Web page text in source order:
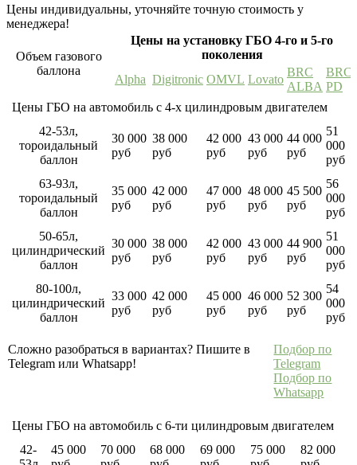
Цены индивидуальны, уточняйте точную стоимость у
менеджера!
Объем газового
баллона
Цены на установку ГБО 4-го и 5-го
поколения
Alpha Digitronic OMVL Lovato
BRC
ALBA
BRC
PD
Цены ГБО на автомобиль с 4-х цилиндровым двигателем
42-53л,
тороидальный
баллон
30 000
руб
38 000
руб
42 000
руб
43 000
руб
44 000
руб
51
000
руб
63-93л,
тороидальный
баллон
35 000
руб
42 000
руб
47 000
руб
48 000
руб
45 500
руб
56
000
руб
50-65л,
цилиндрический
баллон
30 000
руб
38 000
руб
42 000
руб
43 000
руб
44 900
руб
51
000
руб
80-100л,
цилиндрический
баллон
33 000
руб
42 000
руб
45 000
руб
46 000
руб
52 300
руб
54
000
руб
Сложно разобраться в вариантах? Пишите в
Telegram или Whatsapp!
Подбор по
Telegram
Подбор по
Whatsapp
Цены ГБО на автомобиль с 6-ти цилиндровым двигателем
42-
45 000
70 000
68 000
69 000
75 000
82 000